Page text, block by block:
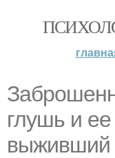
глушь и
выживший